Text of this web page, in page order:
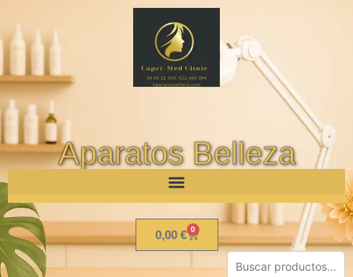
Aparatos Belleza
0,00 € 0